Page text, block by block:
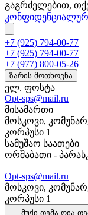
გაგრძელებით,
+7 (925) 794-00-77
+7 (925) 794-00-77
+7 (977) 800-05-26
ზარის მოთხოვნა
ელ. ფოსტა
Opt-sps@mail.ru
მისამართი
მოსკოვი,
კორპუსი 1
სამუშაო საათები
ორშაბათი -
Opt-sps@mail.ru
მოსკოვი,
კორპუსი 1
მუქი თემა ღია